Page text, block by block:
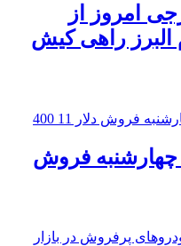
امروز از
البرز راهی کیش
چهارشنبه فروش